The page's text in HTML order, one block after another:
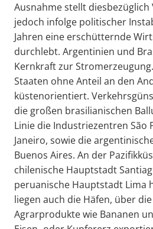
Ausnahme stellt diesbezüglich
jedoch infolge politischer
Jahren eine erschütternde
durchlebt. Argentinien und
Kernkraft zur
Staaten ohne Anteil an den
küstenorientiert.
die großen brasilianischen
Linie die Industriezentren São
Janeiro, sowie die
Buenos Aires. An der
chilenische Hauptstadt
peruanische Hauptstadt Lima
liegen auch die Häfen, über
Agrarprodukte wie Bananen